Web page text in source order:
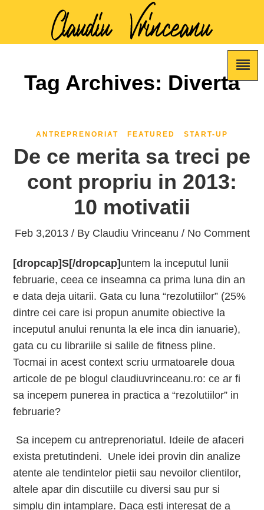
Tag Archives: Diverta
ANTREPRENORIAT FEATURED START-UP
De ce merita sa treci pe
cont propriu in 2013:
10 motivatii
Feb 3,2013 / By Claudiu Vrinceanu / No Comment
[dropcap]S[/dropcap] untem la inceputul lunii
februarie, ceea ce inseamna ca prima luna din an
e data deja uitarii. Gata cu luna “rezolutiilor” (25%
dintre cei care isi propun anumite obiective la
inceputul anului renunta la ele inca din ianuarie),
gata cu cu librariile si salile de fitness pline.
Tocmai in acest context scriu urmatoarele doua
articole de pe blogul claudiuvrinceanu.ro: ce ar fi
sa incepem punerea in practica a “rezolutiilor” in
februarie?
Sa incepem cu antreprenoriatul. Ideile de afaceri
exista pretutindeni. Unele idei provin din analize
atente ale tendintelor pietii sau nevoilor clientilor,
altele apar din discutiile cu diversi sau pur si
simplu din intamplare. Daca esti interesat de a